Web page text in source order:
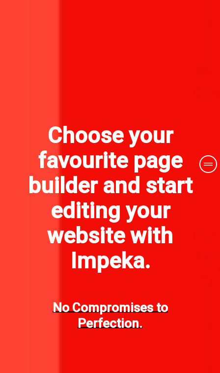
Choose your
favourite page
builder and start
editing your
website with
Impeka.
No Compromises to
Perfection.